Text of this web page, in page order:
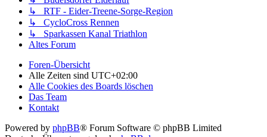
↳ RTF - Eider-Treene-Sorge-Region
↳ CycloCross Rennen
↳ Sparkassen Kanal Triathlon
Altes Forum
Foren-Übersicht
Alle Zeiten sind UTC+02:00
Alle Cookies des Boards löschen
Das Team
Kontakt
Powered by phpBB® Forum Software © phpBB Limited